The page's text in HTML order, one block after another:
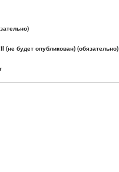
(не будет опубликован) (обязательно)